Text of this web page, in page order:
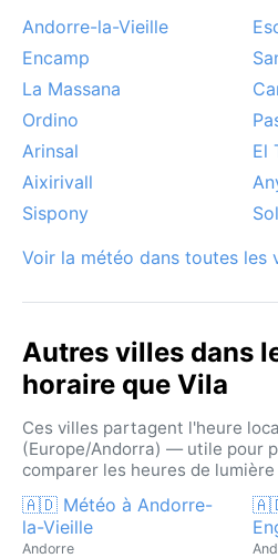
Andorre-la-Vieille
Encamp
La Massana
Ordino
Arinsal
El
Aixirivall
Sispony
Voir la météo dans toutes les
Autres villes dans
horaire que Vila
Ces villes partagent l'heure
(Europe/Andorra) — utile pour
comparer les heures de lumière
🇦🇩 Météo à Andorre-
la-Vieille
Andorre